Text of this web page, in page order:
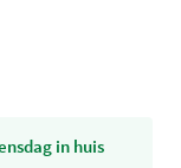
in huis